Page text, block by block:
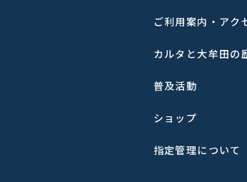
ご利用案内・アク
カルタと大牟田の
普及活動
ショップ
指定管理について